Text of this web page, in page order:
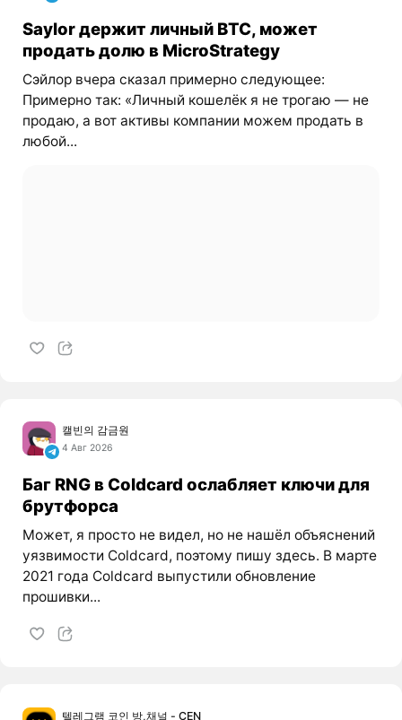
Saylor держит личный BTC, может
продать долю в MicroStrategy
Сэйлор вчера сказал примерно следующее:
Примерно так: «Личный кошелёк я не трогаю — не
продаю, а вот активы компании можем продать в
любой...
캘빈의 감금원
4 Авг 2026
Баг RNG в Coldcard ослабляет ключи для
брутфорса
Может, я просто не видел, но не нашёл объяснений
уязвимости Coldcard, поэтому пишу здесь. В марте
2021 года Coldcard выпустили обновление
прошивки...
텔레그램 코인 방,채널 - CEN